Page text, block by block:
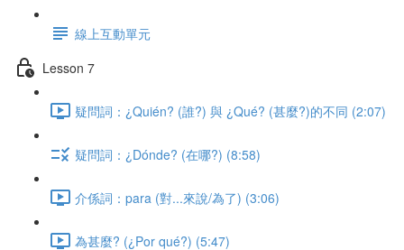
線上互動單元
Lesson 7
疑問詞：¿Quién? (誰?) 與 ¿Qué? (甚麼?)的不同 (2:07)
疑問詞：¿Dónde? (在哪?) (8:58)
介係詞：para (對...來說/為了) (3:06)
為甚麼? (¿Por qué?) (5:47)